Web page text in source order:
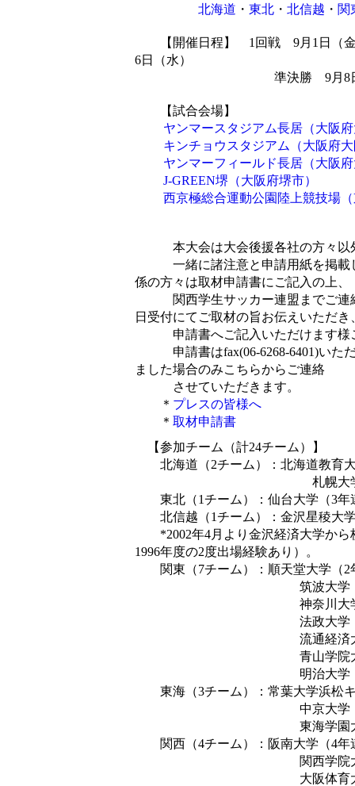
北海道 ・ 東北 ・ 北信越 ・ 関
【開催日程】 1回戦 9月1日（金
6日（水）
準決勝 9月8日（金）
【試合会場】
ヤンマースタジアム長居（大阪
キンチョウスタジアム（大阪府大
ヤンマーフィールド長居（大阪府
J-GREEN堺（大阪府堺市）
西京極総合運動公園陸上競技場（
本大会は大会後援各社の方々以外
一緒に諸注意と申請用紙を掲載し
係の方々は取材申請書にご記入の上、
関西学生サッカー連盟までご連絡
日受付にてご取材の旨お伝えいただき
申請書へご記入いただけます様
申請書はfax(06-6268-6401)いただ
ました場合のみこちらからご連絡
させていただきます。
＊ プレスの皆様へ
＊ 取材申請書
【参加チーム（計24チーム）】
北海道（2チーム）：北海道教育大
札幌大学（2年連
東北（1チーム）：仙台大学（3年
北信越（1チーム）：金沢星稜大学
*2002年4月より金沢経済大学から
1996年度の2度出場経験あり）。
関東（7チーム）：順天堂大学（2
筑波大学（3年連
神奈川大学（9年
法政大学（2年ぶ
流通経済大学（2年
青山学院大学（3年
明治大学（3年連
東海（3チーム）：常葉大学浜松キ
中京大学（3年連
東海学園大学（2年
関西（4チーム）：阪南大学（4年
関西学院大学（2年
大阪体育大学（8年